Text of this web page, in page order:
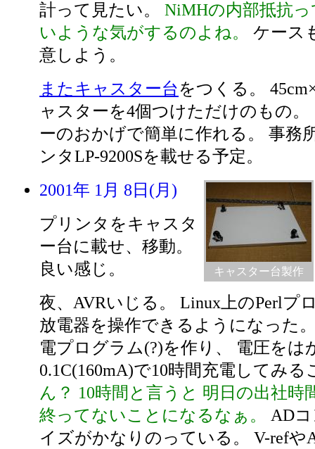
計って見たい。 NiMHの内部抵抗
いような気がするのよね。
ケース
意しよう。
またキャスター台をつくる。
ャスターを4個つけただけのもの
ーのおかげで簡単に作れる。 事務
ンタLP-9200Sを載せる予定。
2001年 1月 8日(月)
キャスター台製作
プリンタをキャスタ
ー台に載せ、移動。
良い感じ。
夜、AVRいじる。 Linux上のPerlプ
放電器を操作できるようになった
電プログラム(?)を作り、 電圧をは
0.1C(160mA)で10時間充電してみ
ん？ 10時間と言うと 明日の出社時
終ってないことになるなぁ。
AD
イズがかなりのっている。 V-refや